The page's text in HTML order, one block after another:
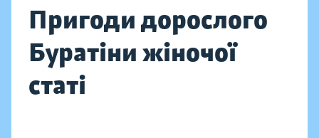
Пригоди дорослого
Буратіни жіночої
статі